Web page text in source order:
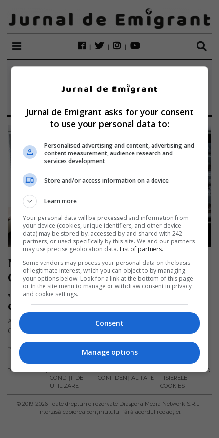
ANDREEA
SACOTA
Nou magazin românesc în
Germania, deschis de o conațională:
„Avem produse tradiționale, așa
cum făceau bunicii noștri”
Andreea Sacota, o româncă în vârstă de 46 de ani, stabilită în
Germania de 16 ani, a deschis un nou…
Scris de Daniela Stoica
PUBLICITATE
TERMENI ȘI
CONDIȚII DE
UTILIZARE
POLITICA DE
CONFIDENȚIALITATE
POLITICA PRIVIND
FISIERELE
COOKIES
© 2019-2026 Toate drepturile rezervate Diaspora Media Network S.R.L -
Interzisă copierea conținutului fără acordul redacției.
Jurnal de Emigrant asks for your consent
to use your personal data to:
Personalised advertising and content, advertising and
content measurement, audience research and
services development
Store and/or access information on a device
Learn more
Your personal data will be processed and information from
your device (cookies, unique identifiers, and other device
data) may be stored by, accessed by and shared with 242
partners, or used specifically by this site. We and our partners
may use precise geolocation data. List of partners.
Some vendors may process your personal data on the basis
of legitimate interest, which you can object to by managing
your options below. Look for a link at the bottom of this page
or in the site menu to manage or withdraw consent in privacy
and cookie settings.
Consent
Manage options